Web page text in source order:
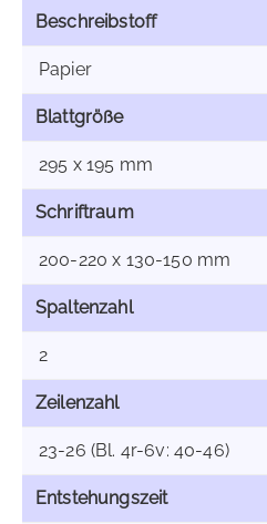
Beschreibstoff
Papier
Blattgröße
295 x 195 mm
Schriftraum
200-220 x 130-150 mm
Spaltenzahl
2
Zeilenzahl
23-26 (Bl. 4r-6v: 40-46)
Entstehungszeit